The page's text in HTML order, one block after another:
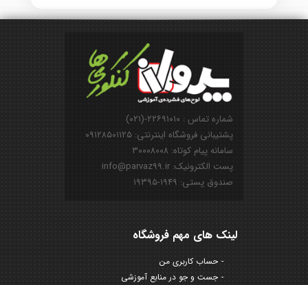
شماره تماس : ۲۲۶۹۱۰۱۰-(۰۲۱)
پشتیبانی فروشگاه اینترنتی: ۰۹۱۲۸۵۰۱۱۲۵
سامانه پیام کوتاه: ۳۰۰۰۸۰۰۸
پست الکترونیک: info@parvaz99.ir
صندوق پستی: ۱۹۴۹-۱۹۳۹۵
لینک های مهم فروشگاه
حساب کاربری من
جست و جو در منابع آموزشی